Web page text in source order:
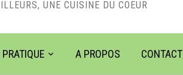
UNE CUISINE DU COEUR
A PROPOS CONTACT